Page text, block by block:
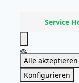
Service
Alle akzeptieren
Konfigurieren